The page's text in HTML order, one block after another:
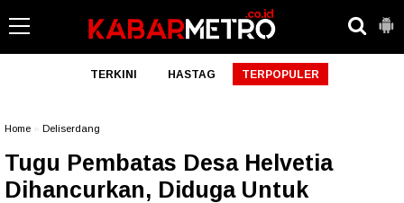
TERKINI HASTAG TERPOPULER
Home Deliserdang
Tugu Pembatas Desa Helvetia
Dihancurkan, Diduga Untuk